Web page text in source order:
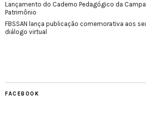
Lançamento do Caderno Pedagógico da
Patrimônio
FBSSAN lança publicação comemorativa aos
diálogo virtual
FACEBOOK